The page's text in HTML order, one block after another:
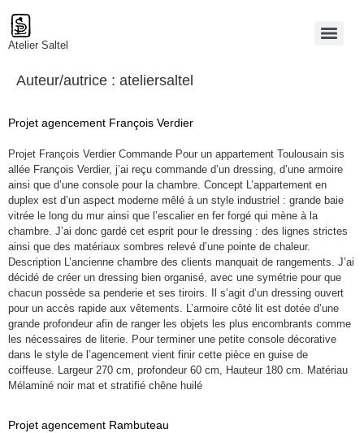
Atelier Saltel
Auteur/autrice : ateliersaltel
Projet agencement François Verdier
Projet François Verdier Commande Pour un appartement Toulousain sis
allée François Verdier, j’ai reçu commande d’un dressing, d’une armoire
ainsi que d’une console pour la chambre. Concept L’appartement en
duplex est d’un aspect moderne mêlé à un style industriel : grande baie
vitrée le long du mur ainsi que l’escalier en fer forgé qui mène à la
chambre. J’ai donc gardé cet esprit pour le dressing : des lignes strictes
ainsi que des matériaux sombres relevé d’une pointe de chaleur.
Description L’ancienne chambre des clients manquait de rangements. J’ai
décidé de créer un dressing bien organisé, avec une symétrie pour que
chacun possède sa penderie et ses tiroirs. Il s’agit d’un dressing ouvert
pour un accès rapide aux vêtements. L’armoire côté lit est dotée d’une
grande profondeur afin de ranger les objets les plus encombrants comme
les nécessaires de literie. Pour terminer une petite console décorative
dans le style de l’agencement vient finir cette pièce en guise de
coiffeuse. Largeur 270 cm, profondeur 60 cm, Hauteur 180 cm. Matériau
Mélaminé noir mat et stratifié chêne huilé
Projet agencement Rambuteau